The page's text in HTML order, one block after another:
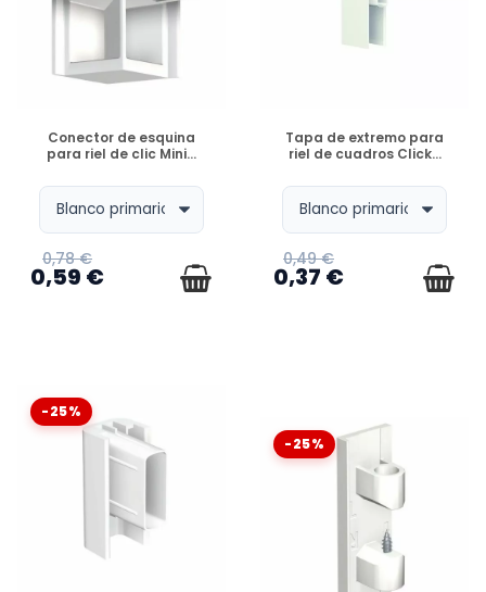
DISPONIBLE
Conector de esquina
para riel de clic Mini...
0,78 €
0,59 €
DISPONIBLE
Tapa de extremo para
riel de cuadros Click...
0,49 €
0,37 €
-25%
-25%